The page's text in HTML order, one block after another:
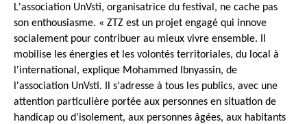
L'association UnVsti, organisatrice du festival, ne cache pas
son enthousiasme. « ZTZ est un projet engagé qui innove
socialement pour contribuer au mieux vivre ensemble. Il
mobilise les énergies et les volontés territoriales, du local à
l'international, explique Mohammed Ibnyassin, de
l'association UnVsti. Il s'adresse à tous les publics, avec une
attention particulière portée aux personnes en situation de
handicap ou d'isolement, aux personnes âgées, aux habitants